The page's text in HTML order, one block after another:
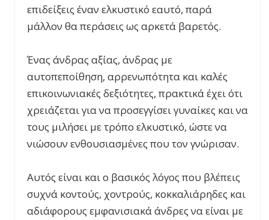
επιδείξεις έναν ελκυστικό εαυτό, παρά
μάλλον θα περάσεις ως αρκετά βαρετός.
Ένας άνδρας αξίας, άνδρας με
αυτοπεποίθηση, αρρενωπότητα και καλές
επικοινωνιακές δεξιότητες, πρακτικά έχει ότι
χρειάζεται για να προσεγγίσει γυναίκες και να
τους μιλήσει με τρόπο ελκυστικό, ώστε να
νιώσουν ενθουσιασμένες που τον γνώρισαν.
Αυτός είναι και ο βασικός λόγος που βλέπεις
συχνά κοντούς, χοντρούς, κοκκαλιάρηδες και
αδιάφορους εμφανισιακά άνδρες να είναι με